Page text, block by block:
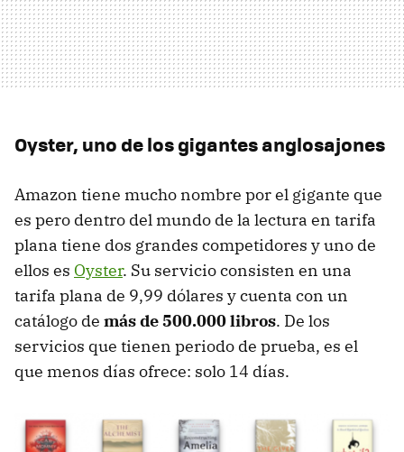
Oyster, uno de los gigantes anglosajones
Amazon tiene mucho nombre por el gigante que
es pero dentro del mundo de la lectura en tarifa
plana tiene dos grandes competidores y uno de
ellos es Oyster. Su servicio consisten en una
tarifa plana de 9,99 dólares y cuenta con un
catálogo de más de 500.000 libros. De los
servicios que tienen periodo de prueba, es el
que menos días ofrece: solo 14 días.